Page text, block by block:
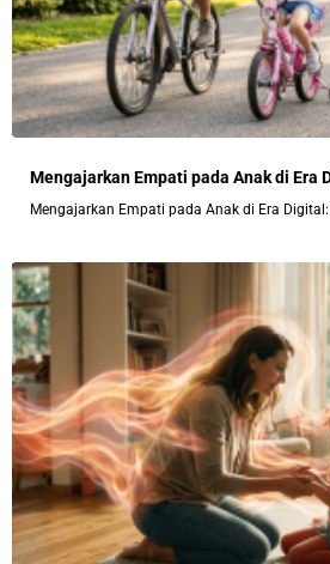
Mengajarkan Empati pada Anak di Era
Mengajarkan Empati pada Anak di Era